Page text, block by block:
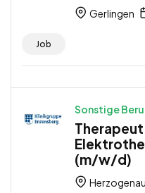
Gerlingen
Job
Sonstige
(m/w/d)